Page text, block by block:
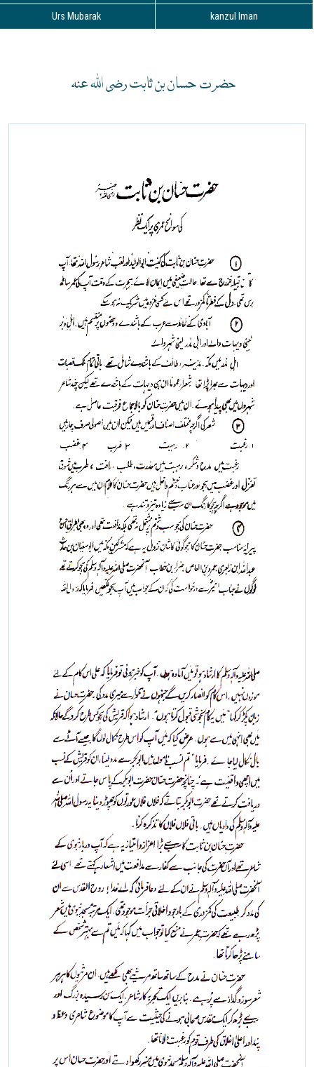
Urs Mubarak kanzul Iman
حضرت حسان بن ثابت رضی اللہ عنہ